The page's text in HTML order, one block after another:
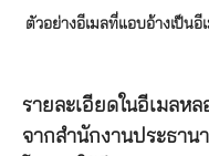
ตัวอย่างอีเมลที่แอบอ้างเป็น
รายละเอียดในอีเมลห
จากสำนักงานประธา